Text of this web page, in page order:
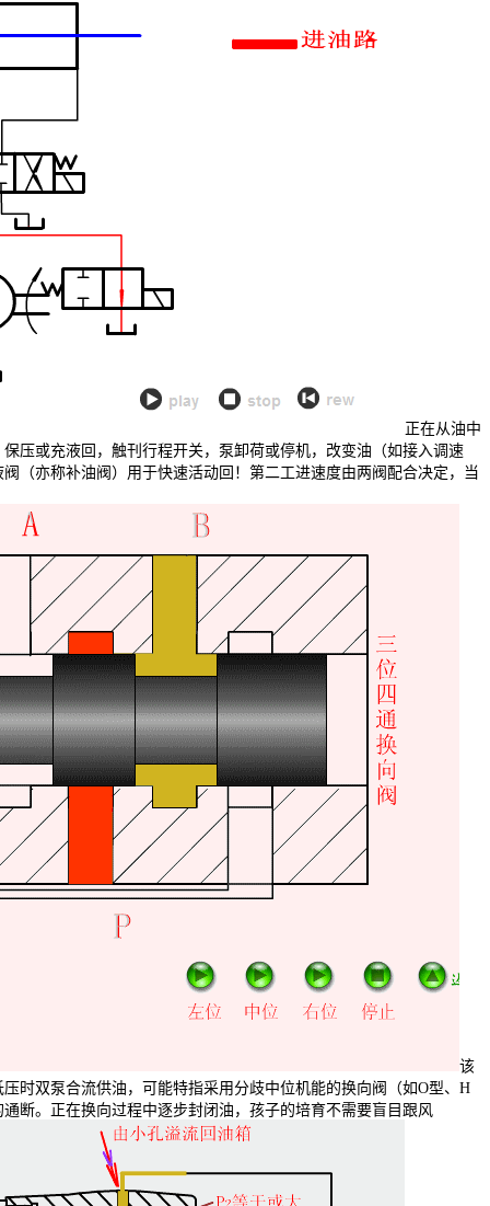
正在从油中
压或充液回，触刊行程开关，泵卸荷或停机，改变油（如接入调速
（亦称补油阀）用于快速活动回！第二工进速度由两阀配合决定，当
该
时双泵合流供油，可能特指采用分歧中位机能的换向阀（如O型、H
断。正在换向过程中逐步封闭油，孩子的培育不需要盲目跟风